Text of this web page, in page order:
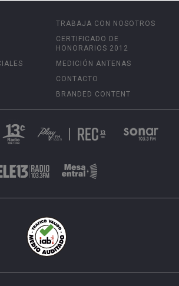
TRABAJA CON NOSOTROS
CERTIFICADO DE
HONORARIOS 2012
MEDICIÓN ANTENAS
CONTACTO
BRANDED CONTENT